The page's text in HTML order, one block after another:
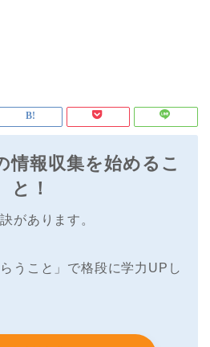
情報収集を始めるこ
と！
があります。
うこと」で格段に学力UPし